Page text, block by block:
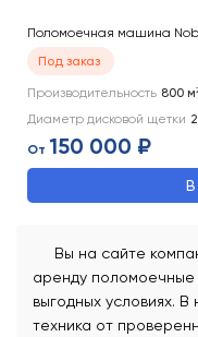
Поломоечная машина
Под заказ
Производительность 800
Диаметр дисковой щетки
От 150 000 ₽
В
Вы на сайте
аренду
выгодных условиях.
техника от